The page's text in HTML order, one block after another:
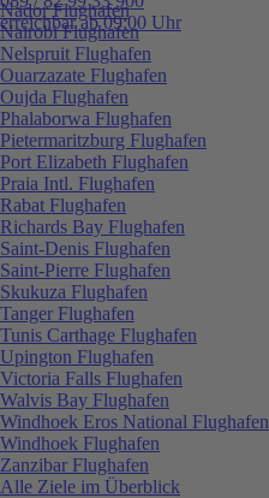
erreichbar ab 09:00 Uhr
Nador Flughafen
Nairobi Flughafen
Nelspruit Flughafen
Ouarzazate Flughafen
Oujda Flughafen
Phalaborwa Flughafen
Pietermaritzburg Flughafen
Port Elizabeth Flughafen
Praia Intl. Flughafen
Rabat Flughafen
Richards Bay Flughafen
Saint-Denis Flughafen
Saint-Pierre Flughafen
Skukuza Flughafen
Tanger Flughafen
Tunis Carthage Flughafen
Upington Flughafen
Victoria Falls Flughafen
Walvis Bay Flughafen
Windhoek Eros National Flughafen
Windhoek Flughafen
Zanzibar Flughafen
Alle Ziele im Überblick